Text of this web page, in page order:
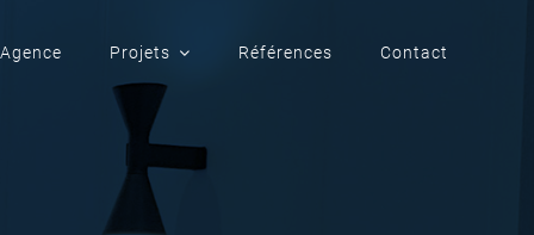
Agence Projets Références Contact